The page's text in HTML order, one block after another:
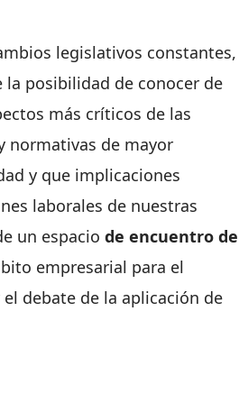
legislativos constantes,
la posibilidad de conocer de
más críticos de las
normativas de mayor
y que implicaciones
laborales de nuestras
un espacio de encuentro de
empresarial para el
debate de la aplicación de